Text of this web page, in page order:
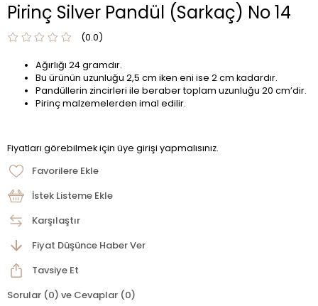
Pirinç Silver Pandül (Sarkaç) No 14
0.0
Ağırlığı 24 gramdır.
Bu ürünün uzunluğu 2,5 cm iken eni ise 2 cm kadardır.
Pandüllerin zincirleri ile beraber toplam uzunluğu 20 cm’dir.
Pirinç malzemelerden imal edilir.
Fiyatları görebilmek için üye girişi yapmalısınız.
Favorilere Ekle
İstek Listeme Ekle
Karşılaştır
Fiyat Düşünce Haber Ver
Tavsiye Et
Sorular (0) ve Cevaplar (0)